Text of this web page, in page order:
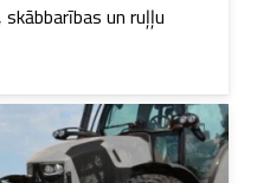
un ruļļu